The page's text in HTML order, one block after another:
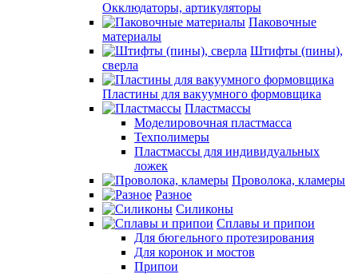
Окклюдаторы, артикуляторы
Паковочные
материалы
Штифты (пины),
сверла
Пластины для вакуумного формовщика
Пластмассы
Моделировочная пластмасса
Техполимеры
Пластмассы для индивидуальных
ложек
Проволока, кламеры
Разное
Силиконы
Сплавы и припои
Для бюгельного протезирования
Для коронок и мостов
Припои